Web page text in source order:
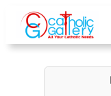
content